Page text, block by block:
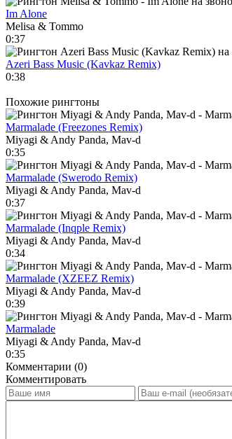
Im Alone
Melisa & Tommo
0:37
Azeri Bass Music (Kavkaz Remix)
0:38
Похожие рингтоны
Marmalade (Freezones Remix)
Miyagi & Andy Panda, Mav-d
0:35
Marmalade (Swerodo Remix)
Miyagi & Andy Panda, Mav-d
0:37
Marmalade (Inqple Remix)
Miyagi & Andy Panda, Mav-d
0:34
Marmalade (XZEEZ Remix)
Miyagi & Andy Panda, Mav-d
0:39
Marmalade
Miyagi & Andy Panda, Mav-d
0:35
Комментарии (0)
Комментировать